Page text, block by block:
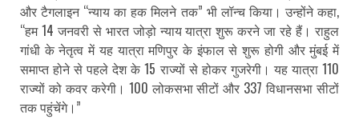
और टैगलाइन “न्याय का हक मिलने तक” भी लॉन्च किया। उन्होंने कहा,
“हम 14 जनवरी से भारत जोड़ो न्याय यात्रा शुरू करने जा रहे हैं। राहुल
गांधी के नेतृत्व में यह यात्रा मणिपुर के इंफाल से शुरू होगी और मुंबई में
समाप्त होने से पहले देश के 15 राज्यों से होकर गुजरेगी। यह यात्रा 110
राज्यों को कवर करेगी। 100 लोकसभा सीटों और 337 विधानसभा सीटों
तक पहुंचेंगे।”